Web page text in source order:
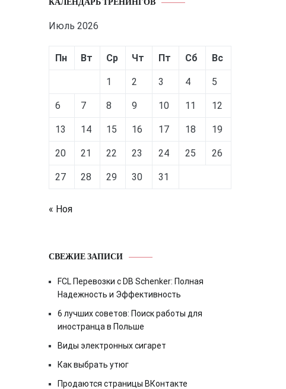
Июль 2026
Пн Вт Ср Чт Пт Сб Вс
1 2 3 4 5
6 7 8 9 10 11 12
13 14 15 16 17 18 19
20 21 22 23 24 25 26
27 28 29 30 31
« Ноя
СВЕЖИЕ ЗАПИСИ
FCL Перевозки с DB Schenker: Полная
Надежность и Эффективность
6 лучших советов: Поиск работы для
иностранца в Польше
Виды электронных сигарет
Как выбрать утюг
Продаются страницы ВКонтакте